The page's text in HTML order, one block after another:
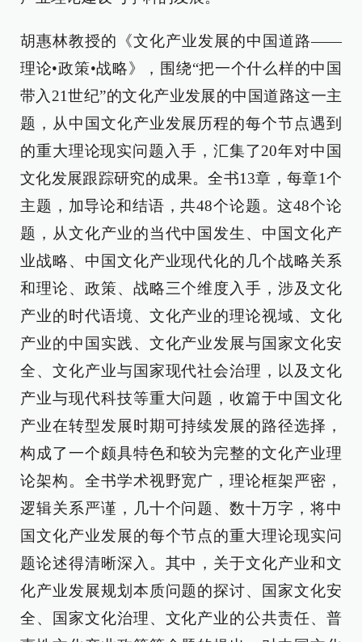
胡惠林教授的《文化产业发展的中国道路——
理论•政策•战略》，围绕“把一个什么样的中国
带入21世纪”的文化产业发展的中国道路这一主
题，从中国文化产业发展历程的每个节点遇到
的重大理论现实问题入手，汇集了20年对中国
文化发展跟踪研究的成果。全书13章，每章1个
主题，加导论和结语，共48个论题。这48个论
题，从文化产业的当代中国发生、中国文化产
业战略、中国文化产业现代化的几个战略关系
和理论、政策、战略三个维度入手，涉及文化
产业的时代语境、文化产业的理论视域、文化
产业的中国实践、文化产业发展与国家文化安
全、文化产业与国家现代社会治理，以及文化
产业与现代科技等重大问题，收篇于中国文化
产业在转型发展时期可持续发展的路径选择，
构成了一个颇具特色和较为完整的文化产业理
论架构。全书学术视野宽广，理论框架严密，
逻辑关系严谨，几十个问题、数十万字，将中
国文化产业发展的每个节点的重大理论现实问
题论述得清晰深入。其中，关于文化产业和文
化产业发展规划本质问题的探讨、国家文化安
全、国家文化治理、文化产业的公共责任、普